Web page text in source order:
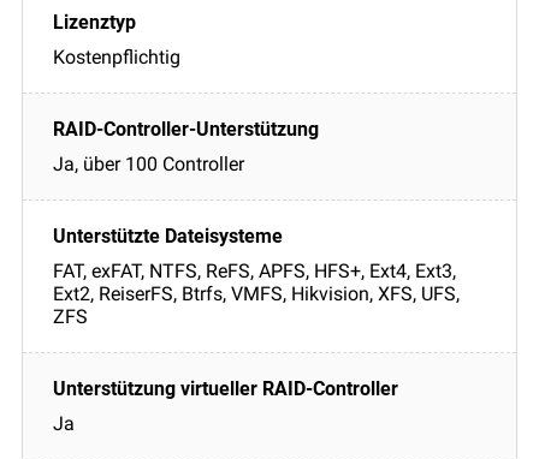
Kostenpflichtig
Ja, über 100 Controller
FAT, exFAT, NTFS, ReFS, APFS, HFS+, Ext4, Ext3,
Ext2, ReiserFS, Btrfs, VMFS, Hikvision, XFS, UFS,
ZFS
Ja